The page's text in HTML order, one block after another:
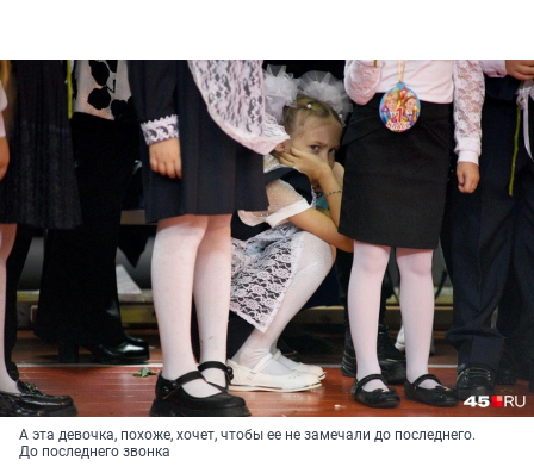
А эта девочка, похоже, хочет, чтобы ее не замечали до последнего.
До последнего звонка